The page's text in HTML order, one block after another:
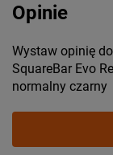
Opinie
Wystaw opinię
SquareBar Evo
normalny czarny